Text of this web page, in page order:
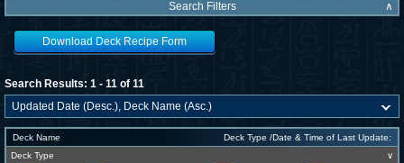
Search Filters ∧
Download Deck Recipe Form
Search Results: 1 - 11 of 11
Deck Name
Deck Type /Date & Time of Last Update:
Deck Type
∨